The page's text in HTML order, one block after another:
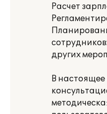
Расчет
других
В настоящее